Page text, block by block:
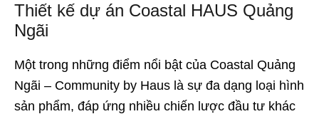
Thiết kế dự án Coastal HAUS Quảng
Ngãi
Một trong những điểm nổi bật của Coastal Quảng
Ngãi – Community by Haus là sự đa dạng loại hình
sản phẩm, đáp ứng nhiều chiến lược đầu tư khác